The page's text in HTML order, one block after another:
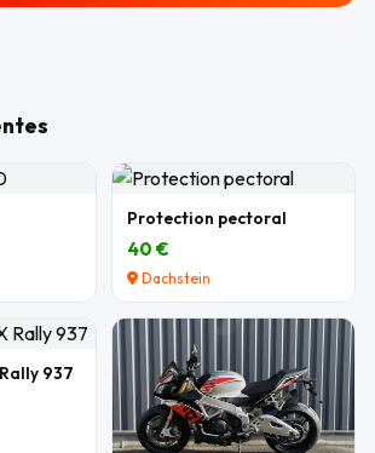
Protection pectoral
40 €
Dachstein
937